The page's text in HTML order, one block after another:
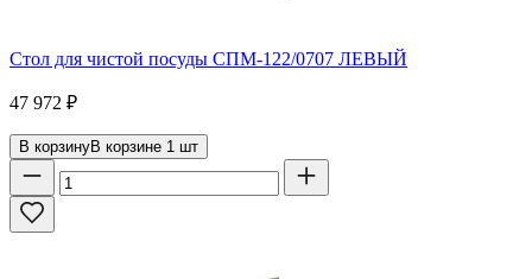
Стол для чистой посуды СПМ-122/0707 ЛЕВЫЙ
47 972 ₽
В корзинуВ корзине 1 шт